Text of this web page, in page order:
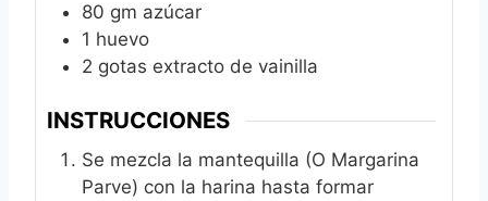
80 gm azúcar
1 huevo
2 gotas extracto de vainilla
INSTRUCCIONES
Se mezcla la mantequilla (O Margarina
Parve) con la harina hasta formar